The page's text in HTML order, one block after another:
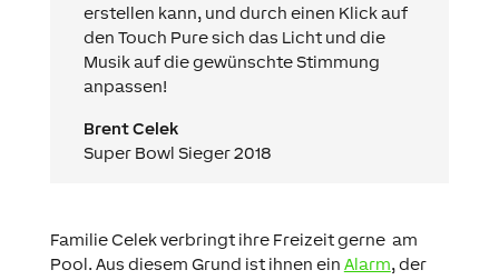
erstellen kann, und durch einen Klick auf
den Touch Pure sich das Licht und die
Musik auf die gewünschte Stimmung
anpassen!
Brent Celek
Super Bowl Sieger 2018
Familie Celek verbringt ihre Freizeit gerne am
Pool. Aus diesem Grund ist ihnen ein Alarm, der